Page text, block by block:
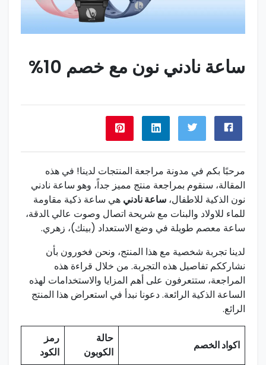
ساعة نادني نون مع خصم 10%
مرحبًا بكم في مدونة مراجعة المنتجات لدينا! ⁤في هذه
المقالة، سنقوم بمراجعة ​منتج مميز جداً، وهو⁤ ساعة نادني
نون ال⁢ذكية للاطفال، ساعة نادني هي ساعة ذكية‌ مقاومة
للماء‍ للاولاد والبنات مع​ شريحة اتصال وصوت عالي ‍الدقة،
ساعة معصم⁣ طويلة في وضع الاستعداد (بينك)، زهري.
لدينا ​تجربة شخصية مع هذا المنتج، ونحن فخورون بأن
نشارككم تفاصيل هذه التجربة. من خلال ⁣قراءة هذه
المراجعة، ستتعرفون على أهم المزايا والاستخدامات لهذه
الساعة‍ الذكية الرائعة. دعونا‍ نبدأ في استعراض هذا المنتج
الرائع.
اكواد الخصم
حالة
الكوبون
رمز
الكود